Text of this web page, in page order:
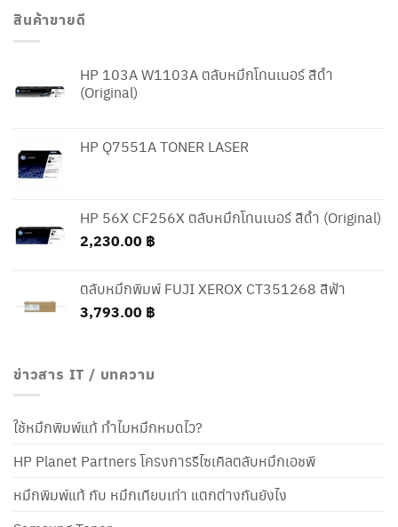
สินค้าขายดี
HP 103A W1103A ตลับหมึกโทนเนอร์ สีดำ
(Original)
HP Q7551A TONER LASER
HP 56X CF256X ตลับหมึกโทนเนอร์ สีดำ (Original)
2,230.00 ฿
ตลับหมึกพิมพ์ FUJI XEROX CT351268 สีฟ้า
3,793.00 ฿
ข่าวสาร IT / บทความ
ใช้หมึกพิมพ์แท้ ทำไมหมึกหมดไว?
HP Planet Partners โครงการรีไซเคิลตลับหมึกเอชพี
หมึกพิมพ์แท้ กับ หมึกเทียบเท่า แตกต่างกันยังไง